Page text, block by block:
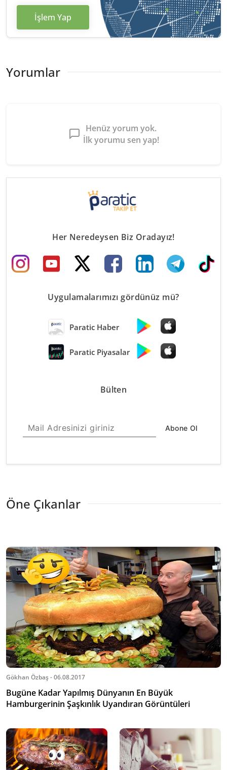
İşlem Yap
Yorumlar
Henüz yorum yok.
İlk yorumu sen yap!
Her Neredeysen Biz Oradayız!
Uygulamalarımızı gördünüz mü?
Paratic Haber
Paratic Piyasalar
Bülten
Abone Ol
Öne Çıkanlar
Gökhan Özbaş - 06.08.2017
Bugüne Kadar Yapılmış Dünyanın En Büyük
Hamburgerinin Şaşkınlık Uyandıran Görüntüleri